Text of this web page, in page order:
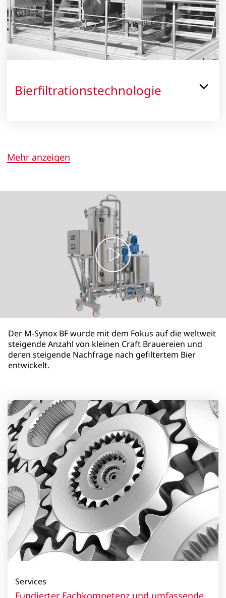
Bierfiltrationstechnologie
Mehr anzeigen
Der M-Synox BF wurde mit dem Fokus auf die weltweit
steigende Anzahl von kleinen Craft Brauereien und
deren steigende Nachfrage nach gefiltertem Bier
entwickelt.
Services